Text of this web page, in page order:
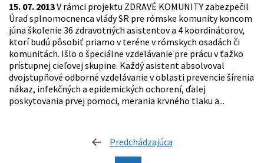
15. 07. 2013V rámci projektu ZDRAVÉ KOMUNITY zabezpečil
Úrad splnomocnenca vlády SR pre rómske komunity koncom
júna školenie 36 zdravotných asistentov a 4 koordinátorov,
ktorí budú pôsobiť priamo v teréne v rómskych osadách či
komunitách. Išlo o špeciálne vzdelávanie pre prácu v ťažko
prístupnej cieľovej skupine. Každý asistent absolvoval
dvojstupňové odborné vzdelávanie v oblasti prevencie šírenia
nákaz, infekčných a epidemických ochorení, ďalej
poskytovania prvej pomoci, merania krvného tlaku a...
Predchádzajúca